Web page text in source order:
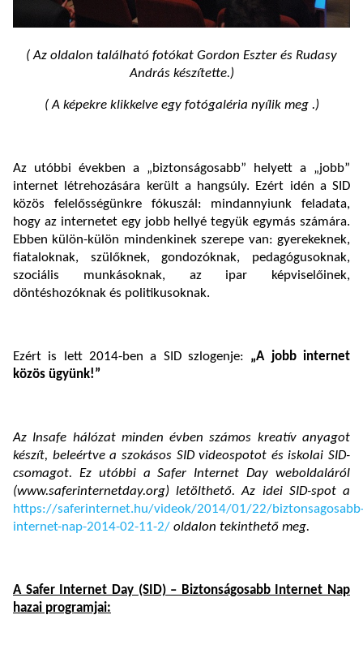
( Az oldalon található fotókat Gordon Eszter és Rudasy
András készítette.)
( A képekre klikkelve egy fotógaléria nyílik meg .)
Az utóbbi években a „biztonságosabb” helyett a „jobb”
internet létrehozására került a hangsúly. Ezért idén a SID
közös felelősségünkre fókuszál: mindannyiunk feladata,
hogy az internetet egy jobb hellyé tegyük egymás számára.
Ebben külön-külön mindenkinek szerepe van: gyerekeknek,
fiataloknak, szülőknek, gondozóknak, pedagógusoknak,
szociális munkásoknak, az ipar képviselőinek,
döntéshozóknak és politikusoknak.
Ezért is lett 2014-ben a SID szlogenje: „A jobb internet
közös ügyünk!”
Az Insafe hálózat minden évben számos kreatív anyagot
készít, beleértve a szokásos SID videospotot és iskolai SID-
csomagot. Ez utóbbi a Safer Internet Day weboldaláról
(www.saferinternetday.org) letölthető. Az idei SID-spot a
https://saferinternet.hu/videok/2014/01/22/
internet-nap-2014-02-11-2/ oldalon tekinthető meg.
A Safer Internet Day (SID) – Biztonságosabb Internet Nap
hazai programjai: